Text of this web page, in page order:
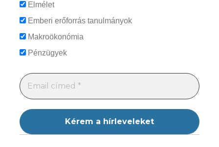
Elmélet
Emberi erőforrás tanulmányok
Makroökonómia
Pénzügyek